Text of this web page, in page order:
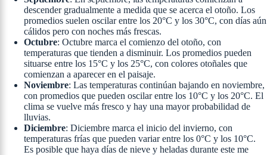
descender gradualmente a medida que se acerca el otoño. Los
promedios suelen oscilar entre los 20°C y los 30°C, con días aún
cálidos pero con noches más frescas.
Octubre: Octubre marca el comienzo del otoño, con
temperaturas que tienden a disminuir. Los promedios pueden
situarse entre los 15°C y los 25°C, con colores otoñales que
comienzan a aparecer en el paisaje.
Noviembre: Las temperaturas continúan bajando en noviembre,
con promedios que pueden oscilar entre los 10°C y los 20°C. El
clima se vuelve más fresco y hay una mayor probabilidad de
lluvias.
Diciembre: Diciembre marca el inicio del invierno, con
temperaturas frías que pueden variar entre los 0°C y los 10°C.
Es posible que haya días de nieve y heladas durante este me